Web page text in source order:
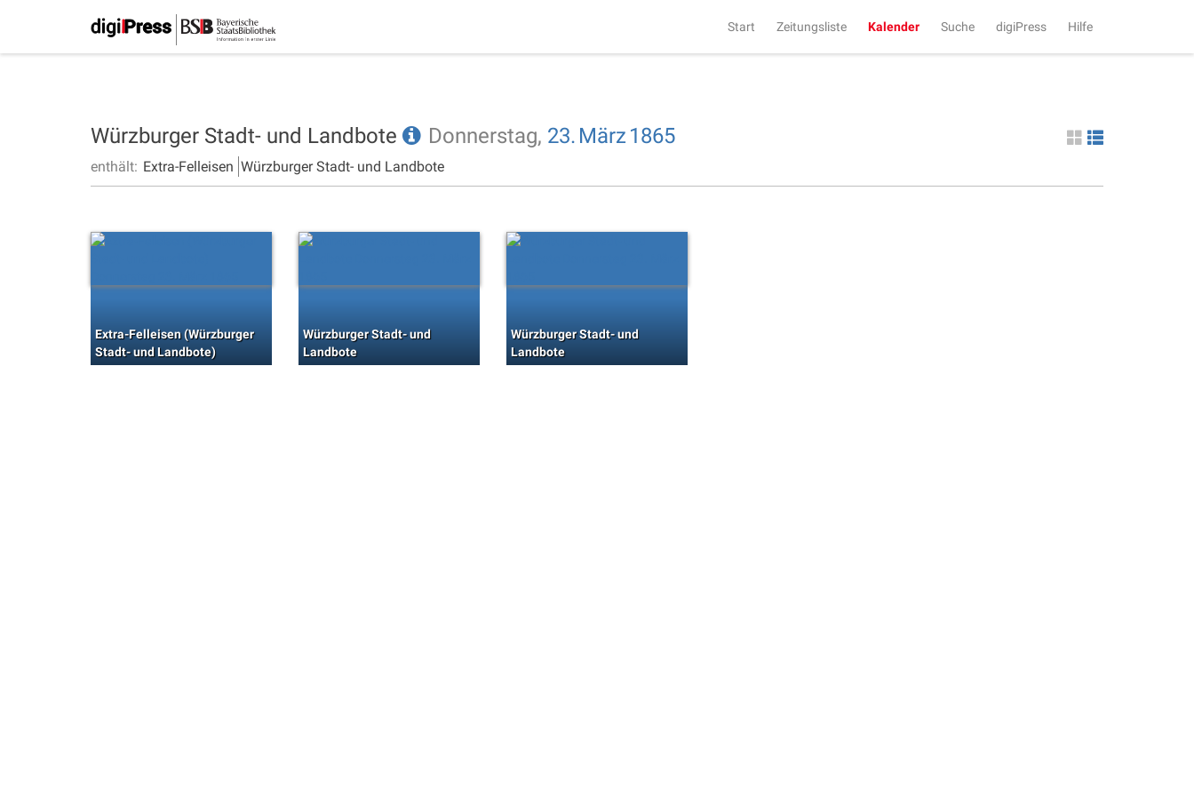
Start Zeitungsliste Kalender Suche digiPress Hilfe
Würzburger Stadt- und Landbote Donnerstag, 23. März 1865
enthält: Extra-Felleisen Würzburger Stadt- und Landbote
Extra-Felleisen (Würzburger
Stadt- und Landbote)
Würzburger Stadt- und
Landbote
Würzburger Stadt- und
Landbote